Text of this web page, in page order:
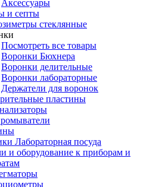
Аксессуары
и септы
стеклянные
Посмотреть все товары
Воронки Бюхнера
Воронки делительные
Воронки лабораторные
Держатели для воронок
пластины
Лабораторная посуда
и оборудование к приборам и